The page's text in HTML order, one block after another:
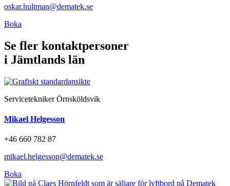
oskar.hultman@dematek.se
Boka
Se fler kontaktpersoner
i Jämtlands län
Servicetekniker Örnsköldsvik
Mikael Helgesson
+46 660 782 87
mikael.helgesson@dematek.se
Boka